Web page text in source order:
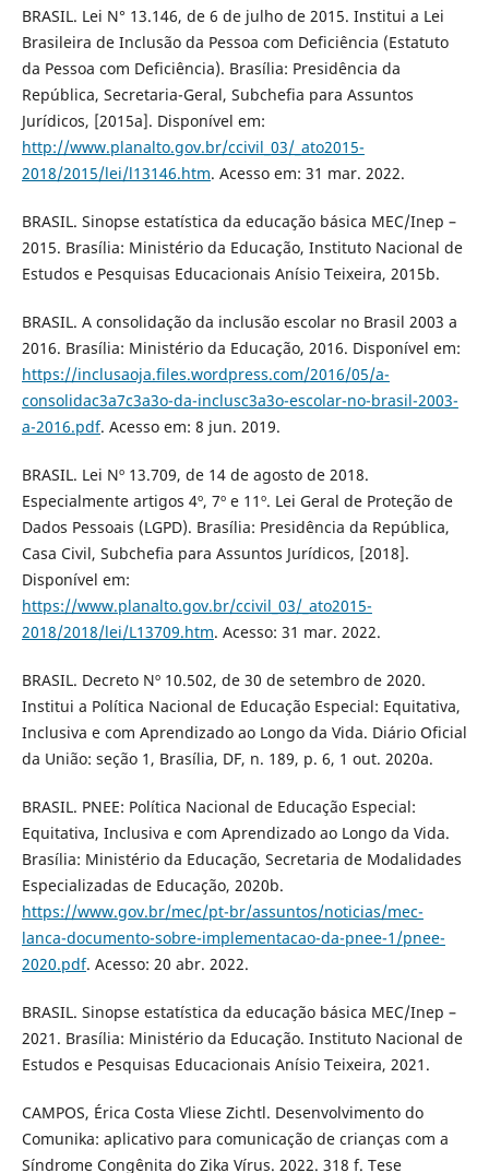
BRASIL. Lei N° 13.146, de 6 de julho de 2015. Institui a Lei
Brasileira de Inclusão da Pessoa com Deficiência (Estatuto
da Pessoa com Deficiência). Brasília: Presidência da
República, Secretaria-Geral, Subchefia para Assuntos
Jurídicos, [2015a]. Disponível em:
http://www.planalto.gov.br/ccivil_03/_ato2015-
2018/2015/lei/l13146.htm. Acesso em: 31 mar. 2022.
BRASIL. Sinopse estatística da educação básica MEC/Inep –
2015. Brasília: Ministério da Educação, Instituto Nacional de
Estudos e Pesquisas Educacionais Anísio Teixeira, 2015b.
BRASIL. A consolidação da inclusão escolar no Brasil 2003 a
2016. Brasília: Ministério da Educação, 2016. Disponível em:
https://inclusaoja.files.wordpress.com/2016/05/a-
consolidac3a7c3a3o-da-inclusc3a3o-escolar-no-brasil-2003-
a-2016.pdf. Acesso em: 8 jun. 2019.
BRASIL. Lei Nº 13.709, de 14 de agosto de 2018.
Especialmente artigos 4º, 7º e 11º. Lei Geral de Proteção de
Dados Pessoais (LGPD). Brasília: Presidência da República,
Casa Civil, Subchefia para Assuntos Jurídicos, [2018].
Disponível em:
https://www.planalto.gov.br/ccivil_03/_ato2015-
2018/2018/lei/L13709.htm. Acesso: 31 mar. 2022.
BRASIL. Decreto Nº 10.502, de 30 de setembro de 2020.
Institui a Política Nacional de Educação Especial: Equitativa,
Inclusiva e com Aprendizado ao Longo da Vida. Diário Oficial
da União: seção 1, Brasília, DF, n. 189, p. 6, 1 out. 2020a.
BRASIL. PNEE: Política Nacional de Educação Especial:
Equitativa, Inclusiva e com Aprendizado ao Longo da Vida.
Brasília: Ministério da Educação, Secretaria de Modalidades
Especializadas de Educação, 2020b.
https://www.gov.br/mec/pt-br/assuntos/noticias/mec-
lanca-documento-sobre-implementacao-da-pnee-1/pnee-
2020.pdf. Acesso: 20 abr. 2022.
BRASIL. Sinopse estatística da educação básica MEC/Inep –
2021. Brasília: Ministério da Educação. Instituto Nacional de
Estudos e Pesquisas Educacionais Anísio Teixeira, 2021.
CAMPOS, Érica Costa Vliese Zichtl. Desenvolvimento do
Comunika: aplicativo para comunicação de crianças com a
Síndrome Congênita do Zika Vírus. 2022. 318 f. Tese